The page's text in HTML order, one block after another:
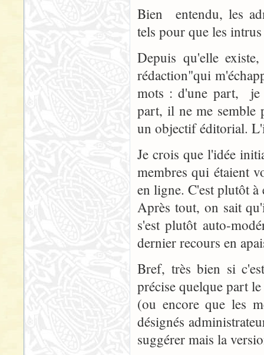
Bien entendu, les
tels pour que les
Depuis qu'elle
rédaction"qui
mots : d'une part, je
part, il ne me semble
un objectif éditorial.
Je crois que l'idée
membres qui étaient
en ligne. C'est plutôt à
Après tout, on sait
s'est plutôt auto-
dernier recours en
Bref, très bien si
précise quelque part
(ou encore que les
désignés
suggérer mais la